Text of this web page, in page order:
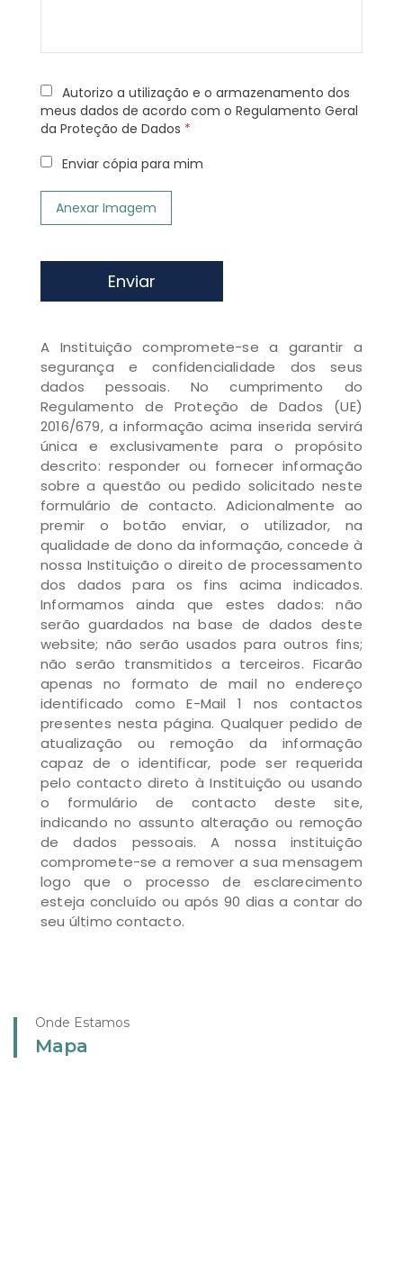
Autorizo a utilização e o armazenamento dos
meus dados de acordo com o Regulamento Geral
da Proteção de Dados *
Enviar cópia para mim
Anexar Imagem
Enviar
A Instituição compromete-se a garantir a
segurança e confidencialidade dos seus
dados pessoais. No cumprimento do
Regulamento de Proteção de Dados (UE)
2016/679, a informação acima inserida servirá
única e exclusivamente para o propósito
descrito: responder ou fornecer informação
sobre a questão ou pedido solicitado neste
formulário de contacto. Adicionalmente ao
premir o botão enviar, o utilizador, na
qualidade de dono da informação, concede à
nossa Instituição o direito de processamento
dos dados para os fins acima indicados.
Informamos ainda que estes dados: não
serão guardados na base de dados deste
website; não serão usados para outros fins;
não serão transmitidos a terceiros. Ficarão
apenas no formato de mail no endereço
identificado como E-Mail 1 nos contactos
presentes nesta página. Qualquer pedido de
atualização ou remoção da informação
capaz de o identificar, pode ser requerida
pelo contacto direto à Instituição ou usando
o formulário de contacto deste site,
indicando no assunto alteração ou remoção
de dados pessoais. A nossa instituição
compromete-se a remover a sua mensagem
logo que o processo de esclarecimento
esteja concluído ou após 90 dias a contar do
seu último contacto.
Onde Estamos
Mapa